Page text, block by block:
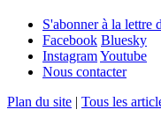
S'abonner à la lettre
Facebook Bluesky
InstagramYoutube
Nous contacter
Plan du site | Tous les